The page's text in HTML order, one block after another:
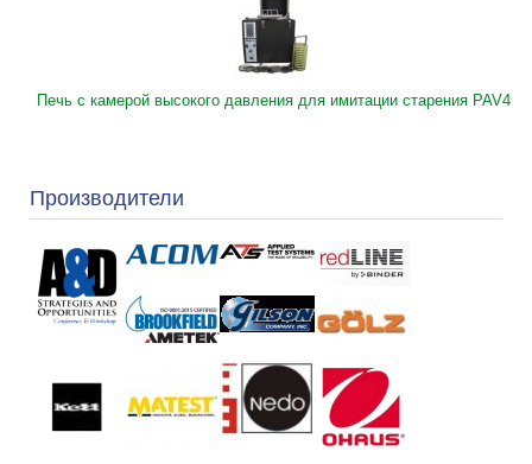
Печь с камерой высокого давления для имитации старения PAV4
Производители